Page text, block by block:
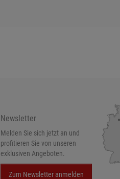
Newsletter
Melden Sie sich jetzt an und
profitieren Sie von unseren
exklusiven Angeboten.
Zum Newsletter anmelden